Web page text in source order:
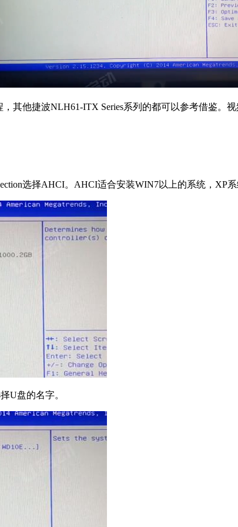
，其他捷波NLH61-ITX Series系列的都可以参考借鉴。
选择AHCI。AHCI适合安装WIN7以上的系统，XP系
U盘的名字。